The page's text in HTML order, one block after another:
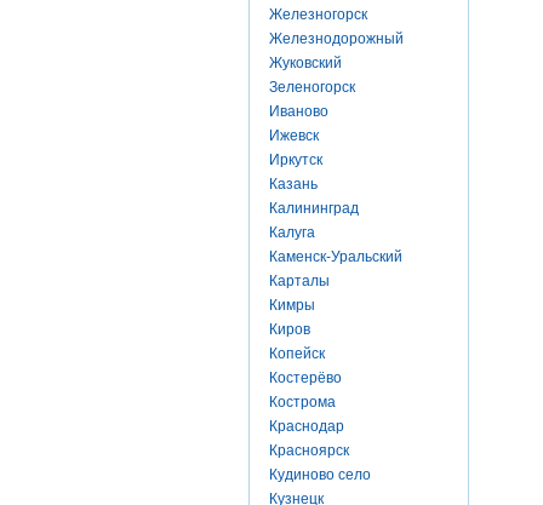
Железногорск
Железнодорожный
Жуковский
Зеленогорск
Иваново
Ижевск
Иркутск
Казань
Калининград
Калуга
Каменск-Уральский
Карталы
Кимры
Киров
Копейск
Костерёво
Кострома
Краснодар
Красноярск
Кудиново село
Кузнецк